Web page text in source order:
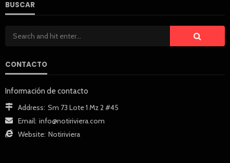
BUSCAR
CONTACTO
Información de contacto
Address: Sm 73 Lote 1 Mz 2 #45
Email: info@notiriviera.com
Website: Notiriviera